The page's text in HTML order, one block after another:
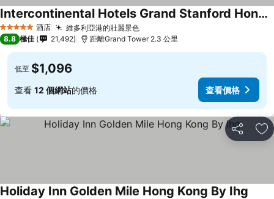
5 星級 酒店 維多利亞港的壯麗景色
Intercontinental Hotels Grand Stanford Hong Kong By Ihg
8.8 極佳 21,492 距離Grand Tower 2.3 公里
低至 $1,096
查看 12 個網站的價格 查看價格
分享 放
Holiday Inn Golden Mile Hong Kong By Ihg